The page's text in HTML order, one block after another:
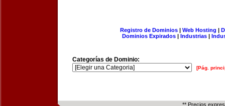
Registro de Dominios| Web Hosting |
Dominios Expirados | Industrias |
Categorías de Dominio:
[Pág.
** Precios